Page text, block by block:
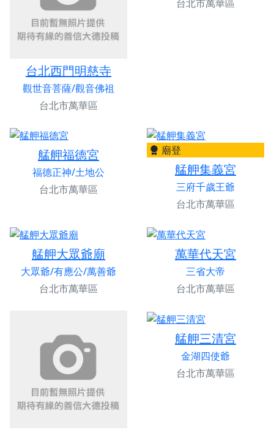
台北西門明慈寺
觀世音菩薩/觀音佛祖
台北市萬華區
台北市萬華區
艋舺福德宮
福德正神/土地公
台北市萬華區
廟登
艋舺集義宮
三府千歲王爺
台北市萬華區
艋舺大眾爺廟
大眾爺/有應公/萬善爺
台北市萬華區
萬華代天宮
三省大帝
台北市萬華區
艋舺三清宮
金湖四使爺
台北市萬華區